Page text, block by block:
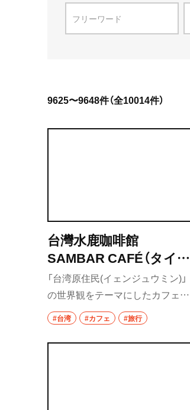
9625〜9648件（全10014件）
台灣水鹿咖啡館
SAMBAR CAFÉ（タイワ
ンサンバーカーフェグァ
ン）
「台湾原住民(イェンジュウミン)」
の世界観をテーマにしたカフェ。
見た目もかわいらしいトーテム柄
のこだわりのスイーツが人気。
#台湾 #カフェ #旅行